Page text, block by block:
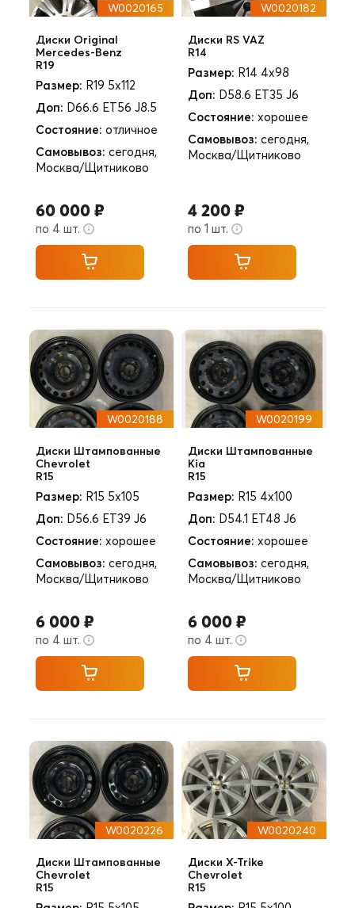
W0020165
Диски Original
Mercedes-Benz
R19
Размер: R19 5x112
Доп: D66.6 ET56 J8.5
Состояние: отличное
Самовывоз: сегодня,
Москва/Щитниково
60 000 ₽
по 4 шт.
W0020182
Диски RS VAZ
R14
Размер: R14 4x98
Доп: D58.6 ET35 J6
Состояние: хорошее
Самовывоз: сегодня,
Москва/Щитниково
4 200 ₽
по 1 шт.
W0020188
Диски Штампованные
Chevrolet
R15
Размер: R15 5x105
Доп: D56.6 ET39 J6
Состояние: хорошее
Самовывоз: сегодня,
Москва/Щитниково
6 000 ₽
по 4 шт.
W0020199
Диски Штампованные
Kia
R15
Размер: R15 4x100
Доп: D54.1 ET48 J6
Состояние: хорошее
Самовывоз: сегодня,
Москва/Щитниково
6 000 ₽
по 4 шт.
W0020226
Диски Штампованные
Chevrolet
R15
W0020240
Диски X-Trike
Chevrolet
R15